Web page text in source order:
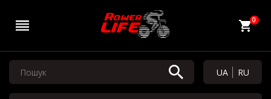
0
UA RU